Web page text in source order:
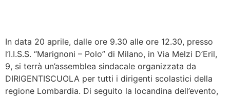
In data 20 aprile, dalle ore 9.30 alle ore 12.30, presso
l’I.I.S.S. “Marignoni – Polo” di Milano, in Via Melzi D’Eril,
9, si terrà un’assemblea sindacale organizzata da
DIRIGENTISCUOLA per tutti i dirigenti scolastici della
regione Lombardia. Di seguito la locandina dell’evento,